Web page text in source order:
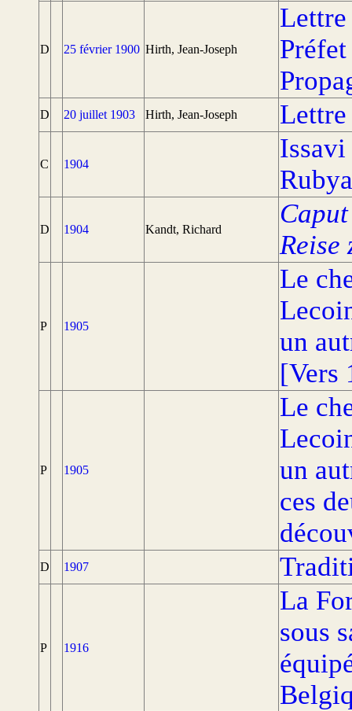
D 25 février 1900 Hirth, Jean-Joseph
D 20 juillet 1903 Hirth, Jean-Joseph
C 1904
Issavi
D 1904 Kandt, Richard
Reise
P 1905
Le
un
[Vers
P 1905
Le
un
ces
D 1907
P 1916
La
sous